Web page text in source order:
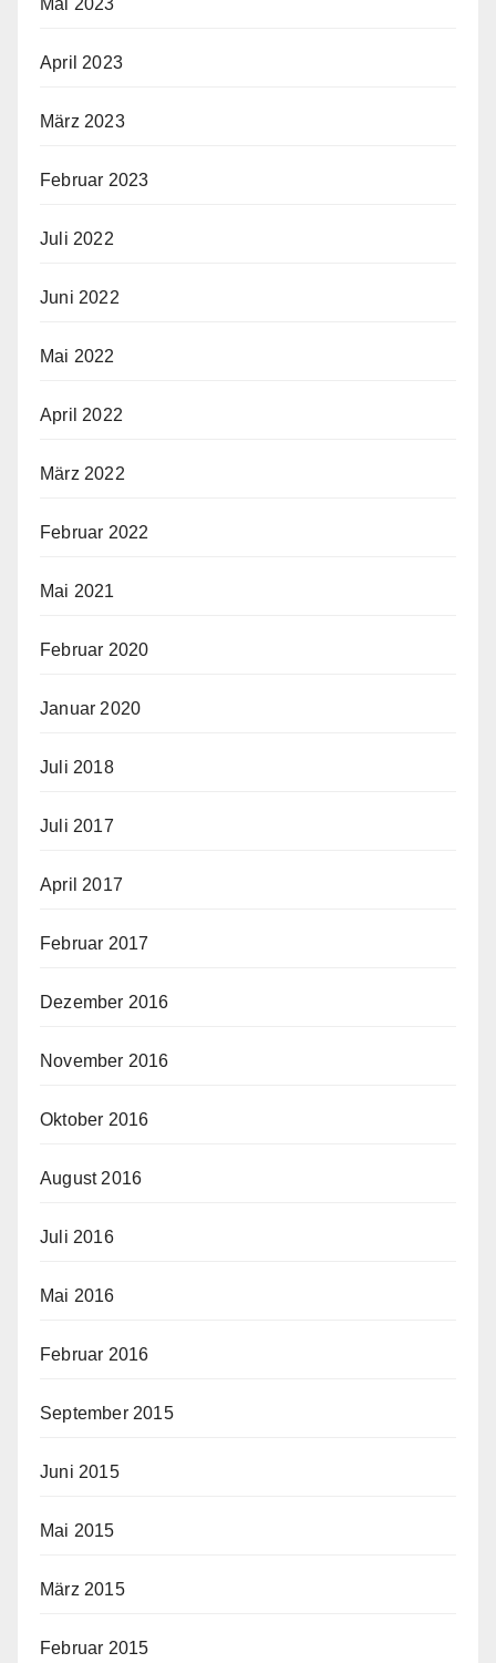
April 2023
März 2023
Februar 2023
Juli 2022
Juni 2022
Mai 2022
April 2022
März 2022
Februar 2022
Mai 2021
Februar 2020
Januar 2020
Juli 2018
Juli 2017
April 2017
Februar 2017
Dezember 2016
November 2016
Oktober 2016
August 2016
Juli 2016
Mai 2016
Februar 2016
September 2015
Juni 2015
Mai 2015
März 2015
Februar 2015